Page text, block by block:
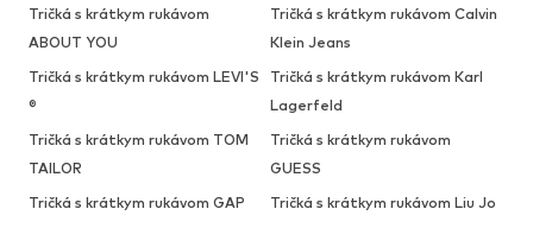
Tričká s krátkym rukávom
ABOUT YOU
Tričká s krátkym rukávom Calvin
Klein Jeans
Tričká s krátkym rukávom LEVI'S
®
Tričká s krátkym rukávom Karl
Lagerfeld
Tričká s krátkym rukávom TOM
TAILOR
Tričká s krátkym rukávom
GUESS
Tričká s krátkym rukávom GAP
Tričká s krátkym rukávom Liu Jo